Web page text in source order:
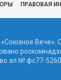
ПРАВОВАЯ
Вече».
эл № фc77-